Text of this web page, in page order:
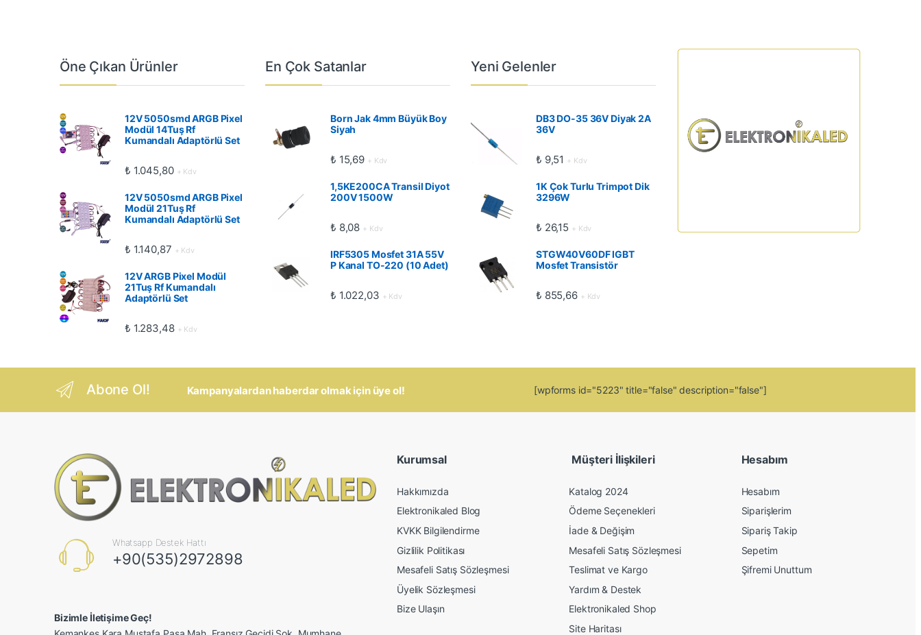
Öne Çıkan Ürünler
12V 5050smd ARGB Pixel
Modül 14Tuş Rf
Kumandalı Adaptörlü Set
₺ 1.045,80 + Kdv
12V 5050smd ARGB Pixel
Modül 21Tuş Rf
Kumandalı Adaptörlü Set
₺ 1.140,87 + Kdv
12V ARGB Pixel Modül
21Tuş Rf Kumandalı
Adaptörlü Set
₺ 1.283,48 + Kdv
En Çok Satanlar
Born Jak 4mm Büyük Boy
Siyah
₺ 15,69 + Kdv
1,5KE200CA Transil Diyot
200V 1500W
₺ 8,08 + Kdv
IRF5305 Mosfet 31A 55V
P Kanal TO-220 (10 Adet)
₺ 1.022,03 + Kdv
Yeni Gelenler
DB3 DO-35 36V Diyak 2A
36V
₺ 9,51 + Kdv
1K Çok Turlu Trimpot Dik
3296W
₺ 26,15 + Kdv
STGW40V60DF IGBT
Mosfet Transistör
₺ 855,66 + Kdv
Abone Ol! Kampanyalardan haberdar olmak için üye ol! [wpforms id="5223" title="false" description="false"]
Whatsapp Destek Hattı
+90(535)2972898
Bizimle İletişime Geç!
Kurumsal
Hakkımızda
Elektronikaled Blog
KVKK Bilgilendirme
Gizlilik Politikası
Mesafeli Satış Sözleşmesi
Üyelik Sözleşmesi
Bize Ulaşın
Müşteri İlişkileri
Katalog 2024
Ödeme Seçenekleri
İade & Değişim
Mesafeli Satış Sözleşmesi
Teslimat ve Kargo
Yardım & Destek
Elektronikaled Shop
Site Haritası
Hesabım
Hesabım
Siparişlerim
Sipariş Takip
Sepetim
Şifremi Unuttum